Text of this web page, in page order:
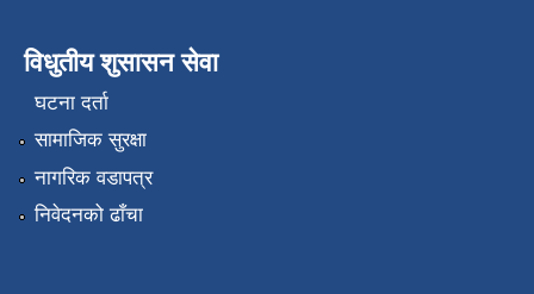
विधुतीय शुसासन सेवा
घटना दर्ता
सामाजिक सुरक्षा
नागरिक वडापत्र
निवेदनको ढाँचा